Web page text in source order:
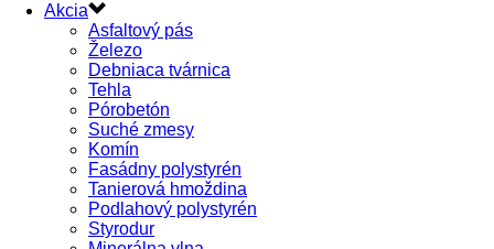
Akcia
Asfaltový pás
Železo
Debniaca tvárnica
Tehla
Pórobetón
Suché zmesy
Komín
Fasádny polystyrén
Tanierová hmoždina
Podlahový polystyrén
Styrodur